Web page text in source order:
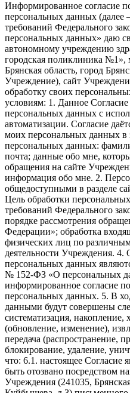
Информированное согласие
персональных данных (далее
требований Федерального
персональных данных» даю
автономному учреждению
городская поликлиника №1»,
Брянская область, город
Учреждение), сайт
обработку своих
условиям: 1. Данное Согласие
персональных данных с
автоматизации. Согласие
моих персональных данных в
персональных данных:
почта; данные обо мне,
обращения на сайте
информация обо мне. 2.
общедоступными в разделе
Цель обработки
требований Федерального
порядке рассмотрения
Федерации»; обработка
физических лиц по
деятельности Учреждения. 4.
персональных данных
№ 152-ФЗ «О персональных
информированное согласие
персональных данных. 5. В
данными будут совершены
систематизация, накопление,
(обновление, изменение),
передача (распространение,
блокирование, удаление,
что: 6.1. настоящее Согласие
быть отозвано посредством
Учреждения (241035,